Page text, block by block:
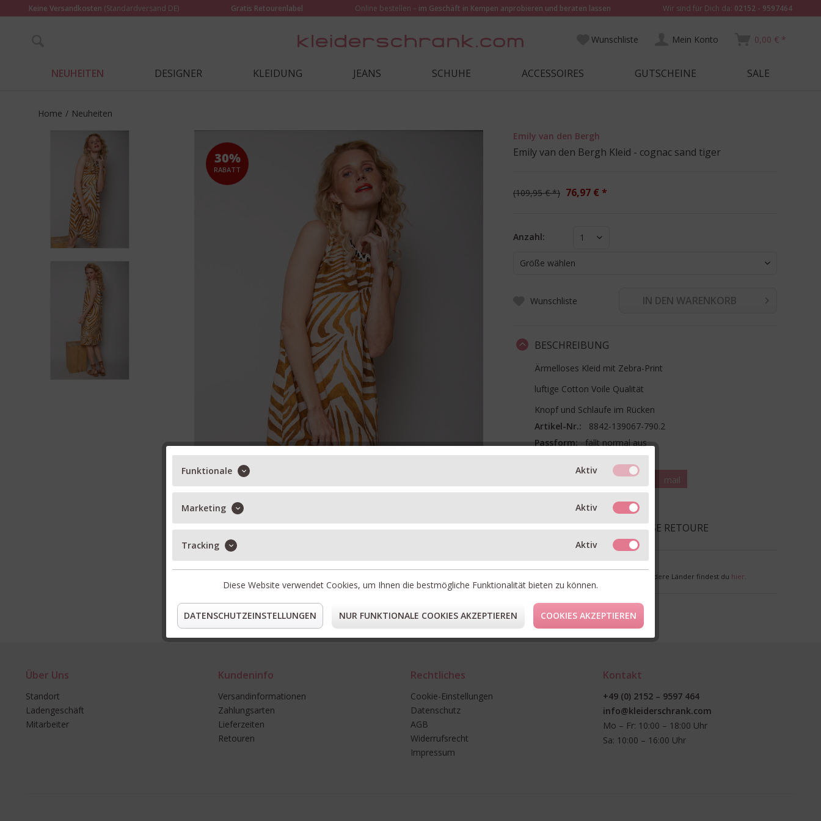
Keine Versandkosten (Standardversand DE) Gratis Retourenlabel Online bestellen – im Geschäft in Kempen anprobieren und beraten lassen Wir sind für Dich da: 02152 - 9597464
Wunschliste Mein Konto 0,00 € *
NEUHEITEN DESIGNER KLEIDUNG JEANS SCHUHE ACCESSOIRES GUTSCHEINE SALE
Home / Neuheiten
30%
RABATT
Emily van den Bergh
Emily van den Bergh Kleid - cognac sand tiger
109,95 € * 76,97 € *
Anzahl: 1
Größe wählen
Wunschliste IN DEN WARENKORB
BESCHREIBUNG
Ärmelloses Kleid mit Zebra-Print
luftige Cotton Voile Qualität
Knopf und Schlaufe im Rücken
Artikel-Nr.:
8842-139067-790.2
Passform:
fällt normal aus
Material:
100% Baumwolle
pin it mail
FORM & GRÖSSE
LIEFERUNG & KOSTENLOSE RETOURE
* Preise inkl. MwSt. zzgl. Versandkosten
** Gilt für Deutschland. Lieferzeiten für andere Länder findest du hier.
Über Uns
Standort
Ladengeschäft
Mitarbeiter
Kundeninfo
Versandinformationen
Zahlungsarten
Lieferzeiten
Retouren
Rechtliches
Cookie-Einstellungen
Datenschutz
AGB
Widerrufsrecht
Impressum
Kontakt
+49 (0) 2152 – 9597 464
info@kleiderschrank.com
Mo – Fr: 10:00 – 18:00 Uhr
Sa: 10:00 – 16:00 Uhr
Funktionale Aktiv
Marketing Aktiv
Tracking Aktiv
Diese Website verwendet Cookies, um Ihnen die bestmögliche Funktionalität bieten zu können.
DATENSCHUTZEINSTELLUNGEN NUR FUNKTIONALE COOKIES AKZEPTIEREN COOKIES AKZEPTIEREN